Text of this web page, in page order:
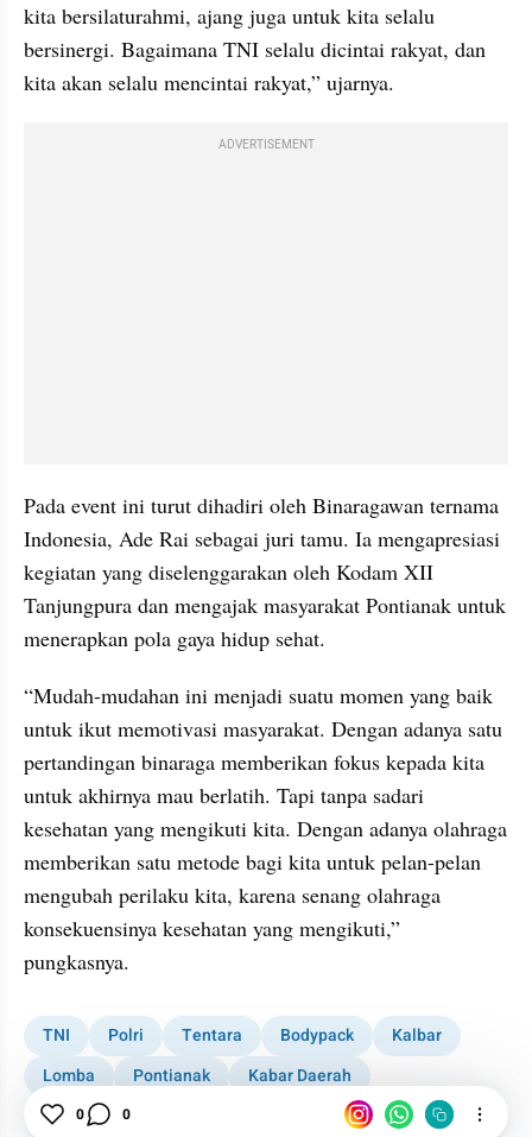
kita bersilaturahmi, ajang juga untuk kita selalu
bersinergi. Bagaimana TNI selalu dicintai rakyat, dan
kita akan selalu mencintai rakyat,” ujarnya.
ADVERTISEMENT
Pada event ini turut dihadiri oleh Binaragawan ternama
Indonesia, Ade Rai sebagai juri tamu. Ia mengapresiasi
kegiatan yang diselenggarakan oleh Kodam XII
Tanjungpura dan mengajak masyarakat Pontianak untuk
menerapkan pola gaya hidup sehat.
“Mudah-mudahan ini menjadi suatu momen yang baik
untuk ikut memotivasi masyarakat. Dengan adanya satu
pertandingan binaraga memberikan fokus kepada kita
untuk akhirnya mau berlatih. Tapi tanpa sadari
kesehatan yang mengikuti kita. Dengan adanya olahraga
memberikan satu metode bagi kita untuk pelan-pelan
mengubah perilaku kita, karena senang olahraga
konsekuensinya kesehatan yang mengikuti,”
pungkasnya.
TNI Polri Tentara Bodypack
Kalbar
Lomba
Pontianak
Kabar Daerah
1001 media online
0 0